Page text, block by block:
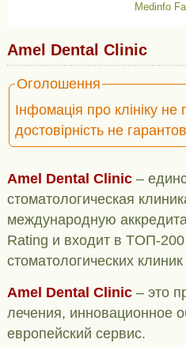
Medinfo
Amel Dental Clinic
Оголошення
Інфомація про клініку не
достовірність не
Amel Dental Clinic–
стоматологическая
международную
Rating и входит в TOП-
стоматологических
Amel Dental Clinic– это
лечения, инновационное
европейский сервис.